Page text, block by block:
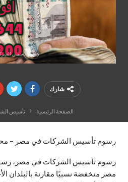
رسوم تأسيس الشركات في مصر
شارك
الصفحة الرئيسية تأسيس
رسوم تأسيس الشركات في مصر –
رسوم تأسيس الشركات في مصر،
مصر منخفضة نسبيًا مقارنة بالبلدان